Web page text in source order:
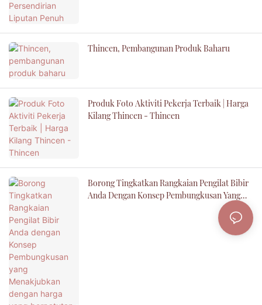
Thincen, Pembangunan Produk Baharu
Produk Foto Aktiviti Pekerja Terbaik | Harga
Kilang Thincen - Thincen
Borong Tingkatkan Rangkaian Pengilat Bibir
Anda Dengan Konsep Pembungkusan Yang
Menakjubkan Dengan Harga Yang Berpatutan